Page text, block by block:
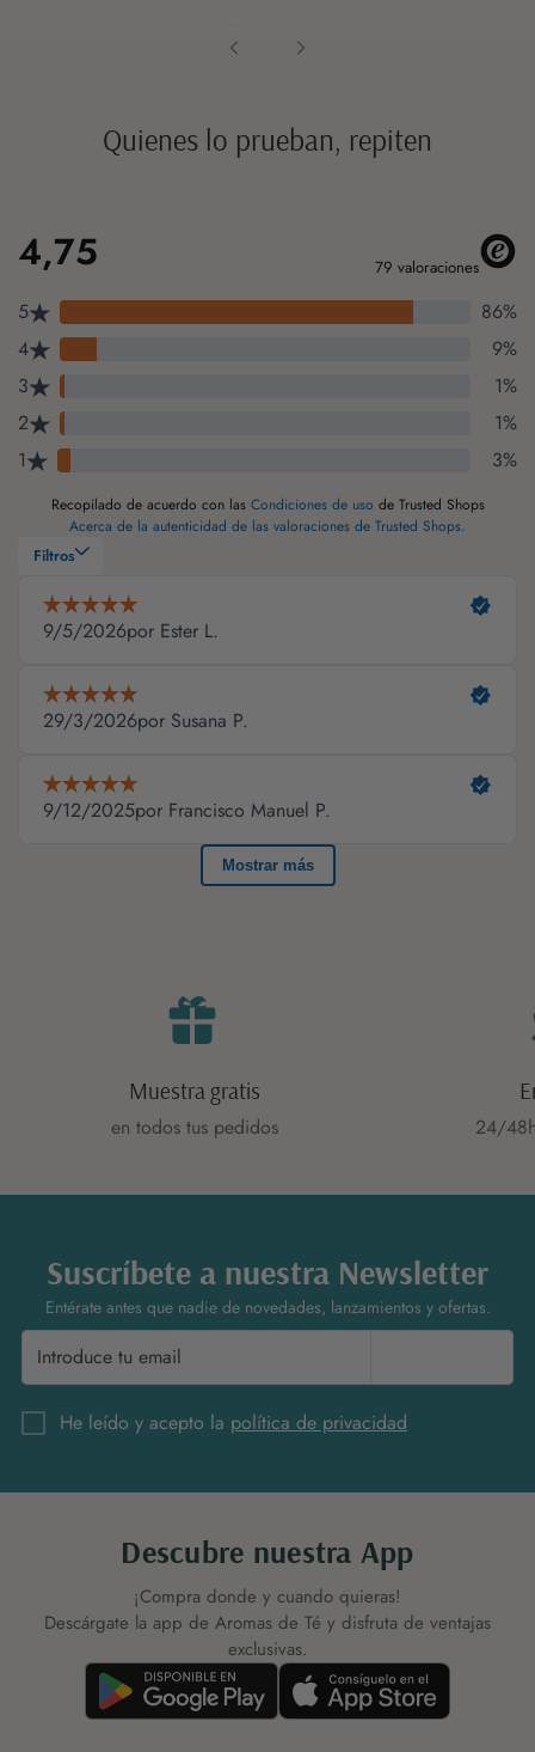
Quienes lo prueban, repiten
Muestra gratis
en todos tus pedidos 24/
Suscríbete a nuestra Newsletter
Entérate antes que nadie de novedades, lanzamientos y ofertas.
He leído y acepto la política de privacidad
Descubre nuestra App
¡Compra donde y cuando quieras!
Descárgate la app de Aromas de Té y disfruta de ventajas
exclusivas.